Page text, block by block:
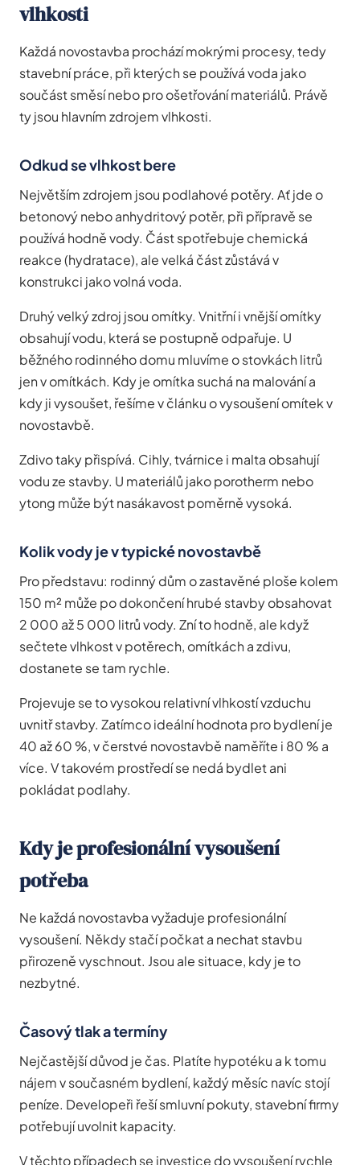
vlhkosti
Každá novostavba prochází mokrými procesy, tedy
stavební práce, při kterých se používá voda jako
součást směsí nebo pro ošetřování materiálů. Právě
ty jsou hlavním zdrojem vlhkosti.
Odkud se vlhkost bere
Největším zdrojem jsou podlahové potěry. Ať jde o
betonový nebo anhydritový potěr, při přípravě se
používá hodně vody. Část spotřebuje chemická
reakce (hydratace), ale velká část zůstává v
konstrukci jako volná voda.
Druhý velký zdroj jsou omítky. Vnitřní i vnější omítky
obsahují vodu, která se postupně odpařuje. U
běžného rodinného domu mluvíme o stovkách litrů
jen v omítkách. Kdy je omítka suchá na malování a
kdy ji vysoušet, řešíme v článku ovysoušení omítek v
novostavbě.
Zdivo taky přispívá. Cihly, tvárnice i malta obsahují
vodu ze stavby. U materiálů jako porotherm nebo
ytong může být nasákavost poměrně vysoká.
Kolik vody je v typické novostavbě
Pro představu: rodinný dům o zastavěné ploše kolem
150 m² může po dokončení hrubé stavby obsahovat
2 000 až 5 000 litrů vody. Zní to hodně, ale když
sečtete vlhkost v potěrech, omítkách a zdivu,
dostanete se tam rychle.
Projevuje se to vysokou relativní vlhkostí vzduchu
uvnitř stavby. Zatímco ideální hodnota pro bydlení je
40 až 60 %, v čerstvé novostavbě naměříte i 80 % a
více. V takovém prostředí se nedá bydlet ani
pokládat podlahy.
Kdy je profesionální vysoušení
potřeba
Ne každá novostavba vyžaduje profesionální
vysoušení. Někdy stačí počkat a nechat stavbu
přirozeně vyschnout. Jsou ale situace, kdy je to
nezbytné.
Časový tlak a termíny
Nejčastější důvod je čas. Platíte hypotéku a k tomu
nájem v současném bydlení, každý měsíc navíc stojí
peníze. Developeři řeší smluvní pokuty, stavební firmy
potřebují uvolnit kapacity.
V těchto případech se investice do vysoušení rychle